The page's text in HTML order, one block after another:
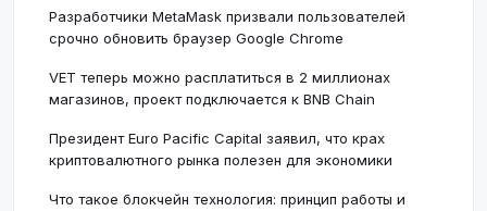
Разработчики MetaMask призвали пользователей
срочно обновить браузер Google Chrome
VET теперь можно расплатиться в 2 миллионах
магазинов, проект подключается к BNB Chain
Президент Euro Pacific Capital заявил, что крах
криптовалютного рынка полезен для экономики
Что такое блокчейн технология: принцип работы и